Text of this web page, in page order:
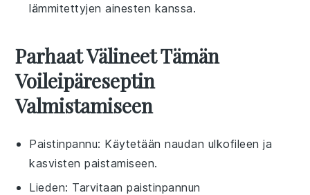
lämmitettyjen ainesten kanssa.
Parhaat Välineet Tämän
Voileipäreseptin
Valmistamiseen
Paistinpannu: Käytetään naudan ulkofileen ja
kasvisten paistamiseen.
Lieden: Tarvitaan paistinpannun